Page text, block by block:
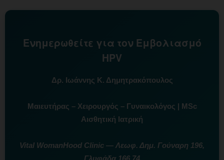
Ενημερωθείτε για τον Εμβολιασμό
HPV
Δρ. Ιωάννης Κ. Δημητρακόπουλος
Μαιευτήρας – Χειρουργός – Γυναικολόγος | MSc
Αισθητική Ιατρική
Vital WomanHood Clinic — Λεωφ. Δημ. Γούναρη 196,
Γλυφάδα 166 74